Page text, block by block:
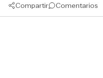
Compartir Comentarios